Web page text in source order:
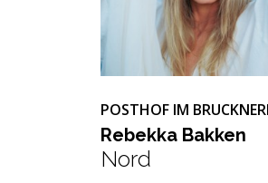
POSTHOF IM
Re­bek­ka Bak­ken
Nord